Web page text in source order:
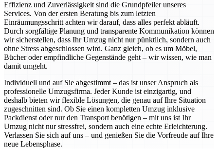
Effizienz und Zuverlässigkeit sind die Grundpfeiler unseres
Services. Von der ersten Beratung bis zum letzten
Einräumungsschritt achten wir darauf, dass alles perfekt abläuft.
Durch sorgfältige Planung und transparente Kommunikation können
wir sicherstellen, dass Ihr Umzug nicht nur pünktlich, sondern auch
ohne Stress abgeschlossen wird. Ganz gleich, ob es um Möbel,
Bücher oder empfindliche Gegenstände geht – wir wissen, wie man
damit umgeht.
Individuell und auf Sie abgestimmt – das ist unser Anspruch als
professionelle Umzugsfirma. Jeder Kunde ist einzigartig, und
deshalb bieten wir flexible Lösungen, die genau auf Ihre Situation
zugeschnitten sind. Ob Sie einen kompletten Umzug inklusive
Packdienst oder nur den Transport benötigen – mit uns ist Ihr
Umzug nicht nur stressfrei, sondern auch eine echte Erleichterung.
Verlassen Sie sich auf uns – und genießen Sie die Vorfreude auf Ihre
neue Lebensphase.